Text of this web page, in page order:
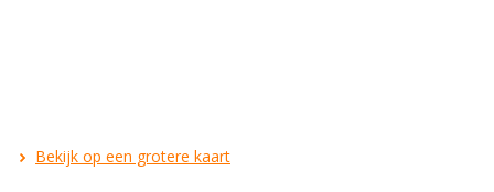
Bekijk op een grotere kaart